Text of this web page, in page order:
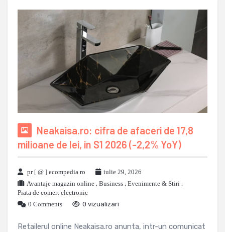
Neakaisa.ro: cifra de afaceri de 17,8
milioane de lei, in S1 2026 (-2,2% YoY)
pr [ @ ] ecompedia ro
iulie 29, 2026
Avantaje magazin online , Business , Evenimente & Stiri ,
Piata de comert electronic
0 Comments
0 vizualizari
Retailerul online Neakaisa.ro anunta, intr-un comunicat